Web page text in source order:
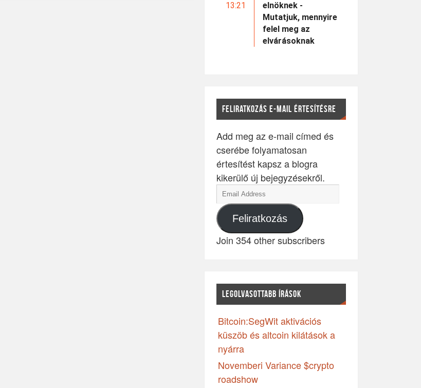
13:21
elnöknek -
Mutatjuk, mennyire
felel meg az
elvárásoknak
FELIRATKOZÁS E-MAIL ÉRTESÍTÉSRE
Add meg az e-mail címed és
cserébe folyamatosan
értesítést kapsz a blogra
kikerülő új bejegyzésekről.
Feliratkozás
Join 354 other subscribers
LEGOLVASOTTABB ÍRÁSOK
Bitcoin:SegWit aktivációs
küszöb és altcoin kilátások a
nyárra
Novemberi Variance $crypto
roadshow